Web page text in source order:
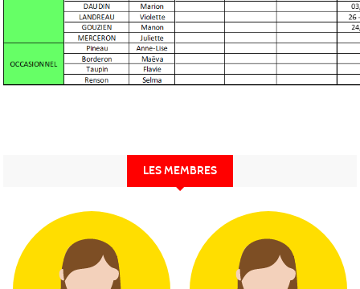
LES MEMBRES